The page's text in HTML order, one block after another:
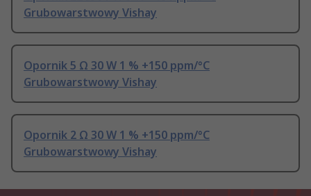
Grubowarstwowy Vishay
Opornik 5 Ω 30 W 1 % +150 ppm/°C
Grubowarstwowy Vishay
Opornik 2 Ω 30 W 1 % +150 ppm/°C
Grubowarstwowy Vishay